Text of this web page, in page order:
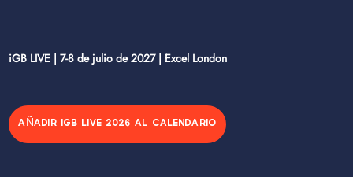
iGB LIVE | 7-8 de julio de 2027 | Excel London
AÑADIR IGB LIVE 2026 AL CALENDARIO